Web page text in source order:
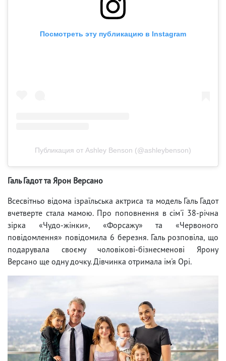
Посмотреть эту публикацию в Instagram
Публикация от Ashley Benson (@ashleybenson)
Галь Гадот та Ярон Версано
Всесвітньо відома ізраїльська актриса та модель Галь Гадот
вчетверте стала мамою. Про поповнення в сім'ї 38-річна
зірка «Чудо-жінки», «Форсажу» та «Червоного
повідомлення» повідомила 6 березня. Галь розповіла, що
подарувала своєму чоловікові-бізнесменові Ярону
Версано ще одну дочку. Дівчинка отримала ім'я Орі.